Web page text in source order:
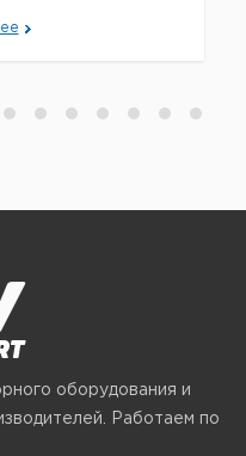
оборудования и
Работаем по